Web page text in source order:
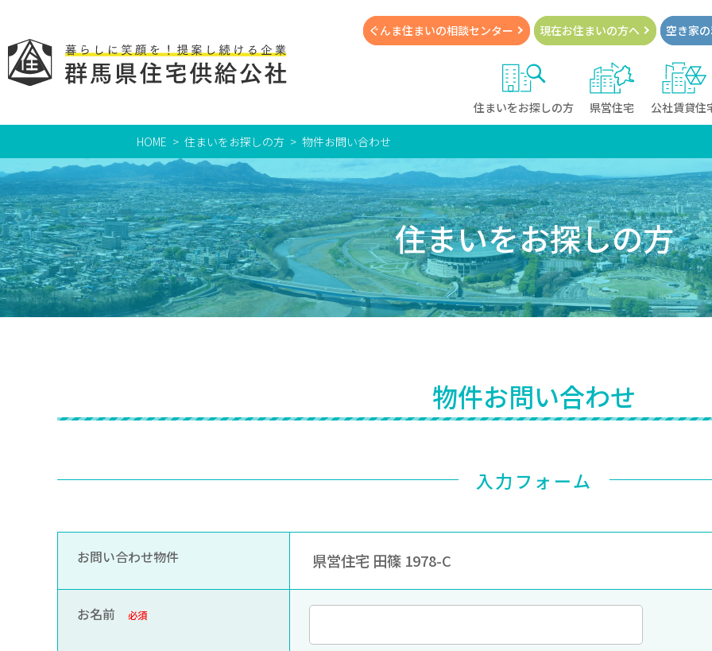
住まいをお探しの方 県営住宅 公社賃貸住
ぐんま住まいの相談センター 現在お住まいの方へ 空き家の
HOME 住まいをお探しの方 物件お問い合わせ
住まいをお探しの方
物件お問い合わせ
入力フォーム
お問い合わせ物件 県営住宅 田篠 1978-C
お名前 必須